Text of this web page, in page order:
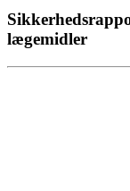
lægemidler